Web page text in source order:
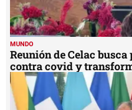
MUNDO
Reunión de Celac
contra covid y